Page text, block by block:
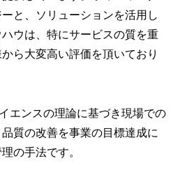
と、ソリューションを活用し
ウは、特にサービスの質を重
ら大変高い評価を頂いており
エンスの理論に基づき現場での
質の改善を事業の目標達成に
の手法です。